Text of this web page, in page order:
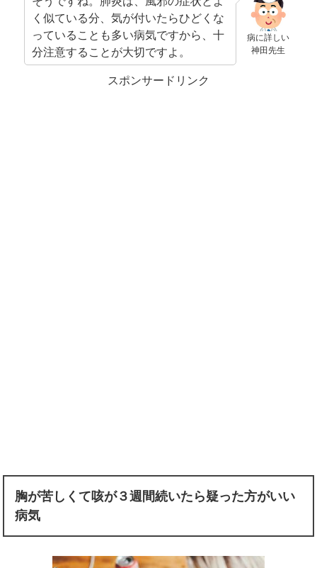
病に詳しい
神田先生
く似ている分、気が付いたらひどくな
っていることも多い病気ですから、十
分注意することが大切ですよ。
スポンサードリンク
胸が苦しくて咳が３週間続いたら疑った方がいい
病気